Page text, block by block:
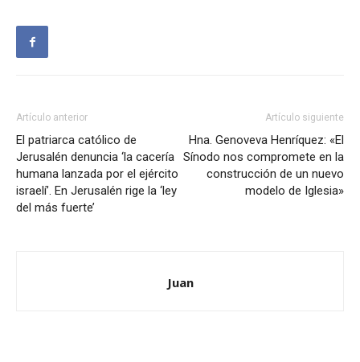
Artículo anterior
El patriarca católico de
Jerusalén denuncia ‘la cacería
humana lanzada por el ejército
israelí’. En Jerusalén rige la ‘ley
del más fuerte’
Artículo siguiente
Hna. Genoveva Henríquez: «El
Sínodo nos compromete en la
construcción de un nuevo
modelo de Iglesia»
Juan